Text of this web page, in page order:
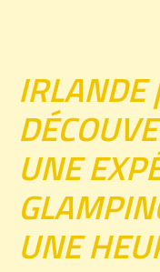
IRLANDE
UNE
UNE